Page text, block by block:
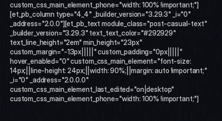
custom_css_main_element_phone="width: 100% !important;"]
[et_pb_column type="4_4" _builder_version="3.29.3" _i="0"
_address="2.0.0"][et_pb_text module_class="post-casual-text"
_builder_version="3.29.3" text_text_color="#292929"
text_line_height="2em" min_height="23px"
custom_margin="-13px|||||" custom_padding="0px|||||"
hover_enabled="0" custom_css_main_element="font-size:
14px;||line-height: 24px;||width: 90%;||margin: auto !important;"
_i="0" _address="2.0.0.0"
custom_css_main_element_last_edited="on|desktop"
custom_css_main_element_phone="width: 100% !important;"]